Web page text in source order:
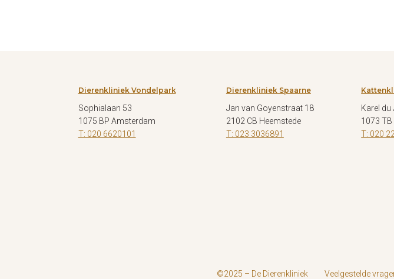
Dierenkliniek Vondelpark
Sophialaan 53
1075 BP Amsterdam
T: 020 6620101
Dierenkliniek Spaarne
Jan van Goyenstraat 18
2102 CB Heemstede
T: 023 3036891
Karel du
1073
T: 020
©2025 – De Dierenkliniek Veelgestelde